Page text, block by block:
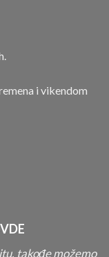
i vikendom
takođe možemo